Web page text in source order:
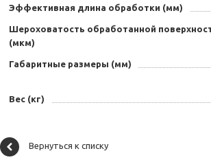
Эффективная длина обработки (мм)
Шероховатость обработанной
(мкм)
Габаритные размеры (мм)
Вес (кг)
Вернуться к списку